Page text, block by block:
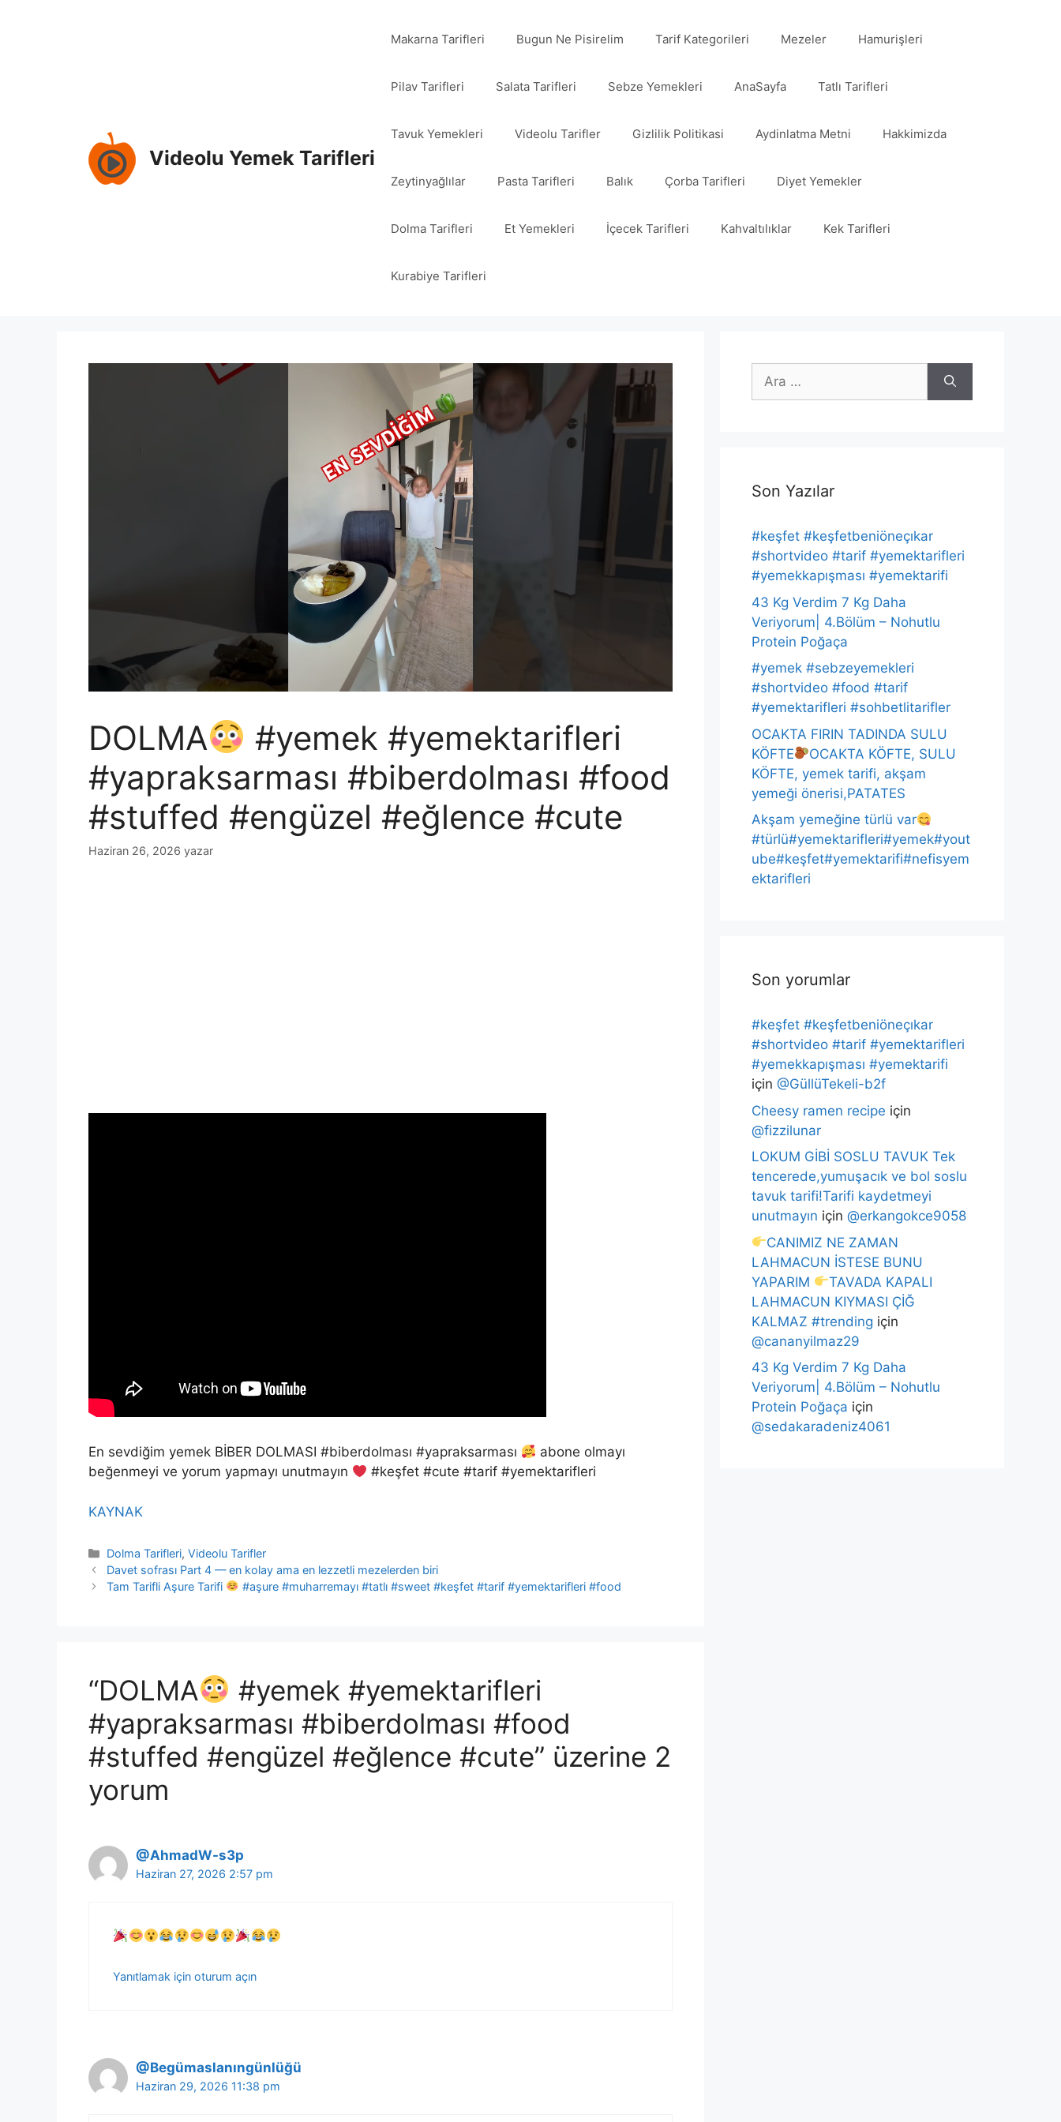
Videolu Yemek Tarifleri
Makarna Tarifleri Bugun Ne Pisirelim Tarif Kategorileri Mezeler Hamurişleri
Pilav Tarifleri Salata Tarifleri Sebze Yemekleri AnaSayfa Tatlı Tarifleri
Tavuk Yemekleri Videolu Tarifler Gizlilik Politikasi Aydinlatma Metni Hakkimizda
Zeytinyağlılar Pasta Tarifleri Balık Çorba Tarifleri Diyet Yemekler
Dolma Tarifleri Et Yemekleri İçecek Tarifleri Kahvaltılıklar Kek Tarifleri
Kurabiye Tarifleri
DOLMA
#yemek #yemektarifleri
#yapraksarması #biberdolması #food
#stuffed #engüzel #eğlence #cute
Haziran 26, 2026 yazar
En sevdiğim yemek BİBER DOLMASI #biberdolması #yapraksarması
abone olmayı
beğenmeyi ve yorum yapmayı unutmayın
#keşfet #cute #tarif #yemektarifleri
KAYNAK
Kategoriler
Dolma Tarifleri,Videolu Tarifler
Davet sofrası Part 4 — en kolay ama en lezzetli mezelerden biri
Tam Tarifli Aşure Tarifi
#aşure #muharremayı #tatlı #sweet #keşfet #tarif #yemektarifleri #food
“DOLMA
#yemek #yemektarifleri
#yapraksarması #biberdolması #food
#stuffed #engüzel #eğlence #cute” üzerine 2
yorum
@AhmadW-s3p
Haziran 27, 2026 2:57 pm
Yanıtlamak için oturum açın
@Begümaslanıngünlüğü
Haziran 29, 2026 11:38 pm
için
Son Yazılar
#keşfet #keşfetbeniöneçıkar
#shortvideo #tarif #yemektarifleri
#yemekkapışması #yemektarifi
43 Kg Verdim 7 Kg Daha
Veriyorum| 4.Bölüm – Nohutlu
Protein Poğaça
#yemek #sebzeyemekleri
#shortvideo #food #tarif
#yemektarifleri #sohbetlitarifler
OCAKTA FIRIN TADINDA SULU
KÖFTE
OCAKTA KÖFTE, SULU
KÖFTE, yemek tarifi, akşam
yemeği önerisi,PATATES
Akşam yemeğine türlü var
#türlü#yemektarifleri#yemek#yout
ube#keşfet#yemektarifi#nefisyem
ektarifleri
Son yorumlar
#keşfet #keşfetbeniöneçıkar
#shortvideo #tarif #yemektarifleri
#yemekkapışması #yemektarifi
için @GüllüTekeli-b2f
Cheesy ramen recipe için
@fizzilunar
LOKUM GİBİ SOSLU TAVUK Tek
tencerede,yumuşacık ve bol soslu
tavuk tarifi!Tarifi kaydetmeyi
unutmayın için @erkangokce9058
CANIMIZ NE ZAMAN
LAHMACUN İSTESE BUNU
YAPARIM
TAVADA KAPALI
LAHMACUN KIYMASI ÇİĞ
KALMAZ #trending için
@cananyilmaz29
43 Kg Verdim 7 Kg Daha
Veriyorum| 4.Bölüm – Nohutlu
Protein Poğaça için
@sedakaradeniz4061